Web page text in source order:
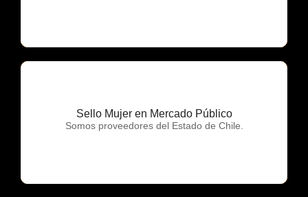
Sello Mujer en Mercado Público
Somos proveedores del Estado de Chile.
OTP Servicios